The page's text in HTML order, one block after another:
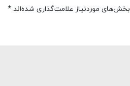
بخش‌های موردنیاز علامت‌گذاری شده‌اند*